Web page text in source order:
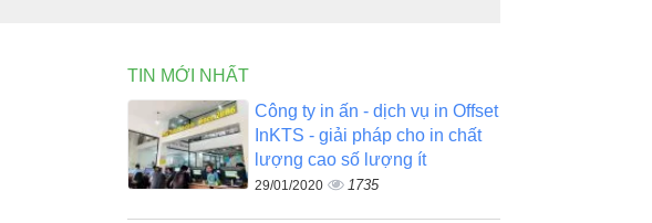
TIN MỚI NHẤT
Công ty in ấn - dịch vụ in Offset
InKTS - giải pháp cho in chất
lượng cao số lượng ít
29/01/2020 1735